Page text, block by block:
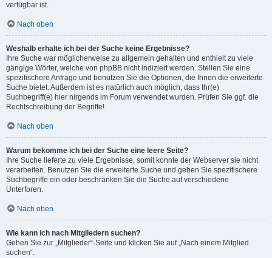
verfügbar ist.
Nach oben
Weshalb erhalte ich bei der Suche keine Ergebnisse?
Ihre Suche war möglicherweise zu allgemein gehalten und enthielt zu viele
gängige Wörter, welche von phpBB nicht indiziert werden. Stellen Sie eine
spezifischere Anfrage und benutzen Sie die Optionen, die Ihnen die erweiterte
Suche bietet. Außerdem ist es natürlich auch möglich, dass Ihr(e)
Suchbegriff(e) hier nirgends im Forum verwendet wurden. Prüfen Sie ggf. die
Rechtschreibung der Begriffe!
Nach oben
Warum bekomme ich bei der Suche eine leere Seite?
Ihre Suche lieferte zu viele Ergebnisse, somit konnte der Webserver sie nicht
verarbeiten. Benutzen Sie die erweiterte Suche und geben Sie spezifischere
Suchbegriffe ein oder beschränken Sie die Suche auf verschiedene
Unterforen.
Nach oben
Wie kann ich nach Mitgliedern suchen?
Gehen Sie zur „Mitglieder“-Seite und klicken Sie auf „Nach einem Mitglied
suchen“.